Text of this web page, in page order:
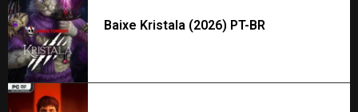
Baixe Kristala (2026) PT-BR